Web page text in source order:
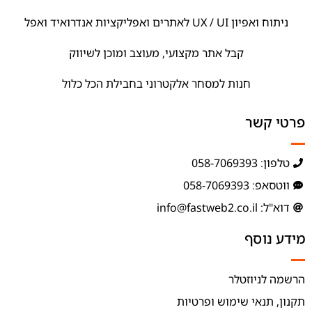
ניתוח ואפיון UX / UI לאתרים ואפליקציות אנדרואיד ואפל
קבל אתר מקצועי, מעוצב ומוכן לשיווק
חנות למסחר אלקטרוני בחבילת הכל כלול
פרטי קשר
טלפון: 058-7069393
ווטסאפ: 058-7069393
דוא"ל: info@fastweb2.co.il
מידע נוסף
הרשמה לניוזטלר
תקנון, תנאי שימוש ופרטיות